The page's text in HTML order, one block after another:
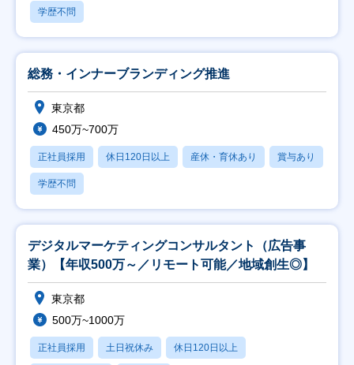
学歴不問
総務・インナーブランディング推進
東京都
450万~700万
正社員採用 休日120日以上 産休・育休あり 賞与あり
学歴不問
デジタルマーケティングコンサルタント（広告事
業）【年収500万～／リモート可能／地域創生◎】
東京都
500万~1000万
正社員採用 土日祝休み 休日120日以上